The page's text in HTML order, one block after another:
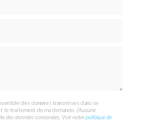
des données transmises dans ce
le traitement de ma demande.(Aucune
des données concervées. Voir notrepolitique de